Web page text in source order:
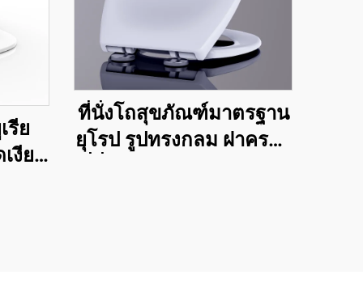
รีย
งียบ
ที่นั่งโถสุขภัณฑ์มาตรฐาน
ยุโรป รูปทรงกลม ฝาครอบ